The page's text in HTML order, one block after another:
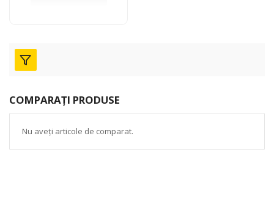
COMPARAȚI PRODUSE
Nu aveți articole de comparat.